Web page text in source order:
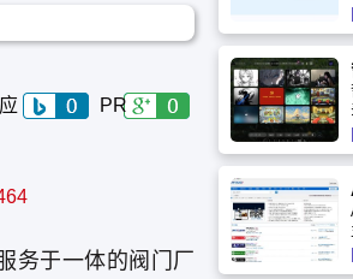
PR
务于一体的阀门厂